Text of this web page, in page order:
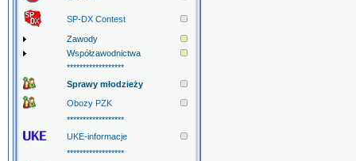
SP-DX Contest
Zawody
Współzawodnictwa
******************
Sprawy młodzieży
Obozy PZK
******************
UKE-informacje
******************